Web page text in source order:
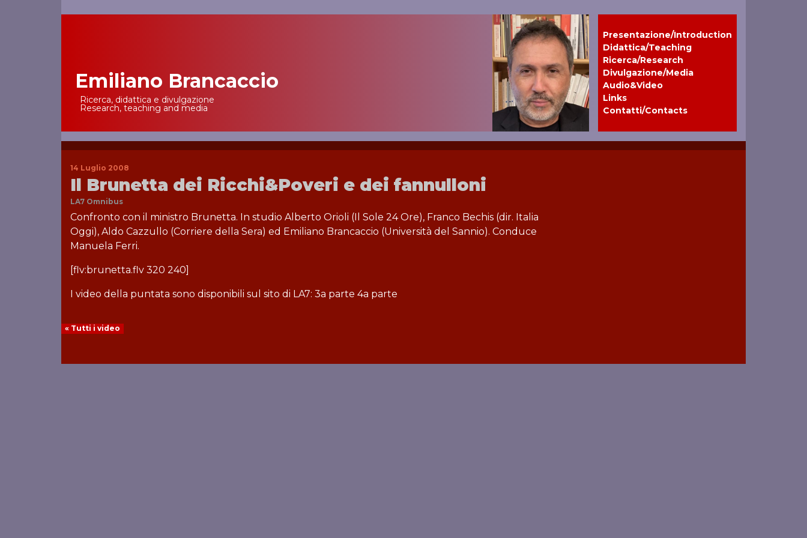
Main NavigationEmiliano Brancaccio
Ricerca, didattica e divulgazione
Research, teaching and media
Presentazione/Introduction
Didattica/Teaching
Ricerca/Research
Divulgazione/Media
Audio&Video
Links
Contatti/Contacts
14 Luglio 2008
Il Brunetta dei Ricchi&Poveri e dei fannulloni
LA7 Omnibus
Confronto con il ministro Brunetta. In studio Alberto Orioli (Il Sole 24 Ore), Franco Bechis (dir. Italia
Oggi), Aldo Cazzullo (Corriere della Sera) ed Emiliano Brancaccio (Università del Sannio). Conduce
Manuela Ferri.
[flv:brunetta.flv 320 240]
I video della puntata sono disponibili sul sito di LA7: 3a parte 4a parte
« Tutti i video